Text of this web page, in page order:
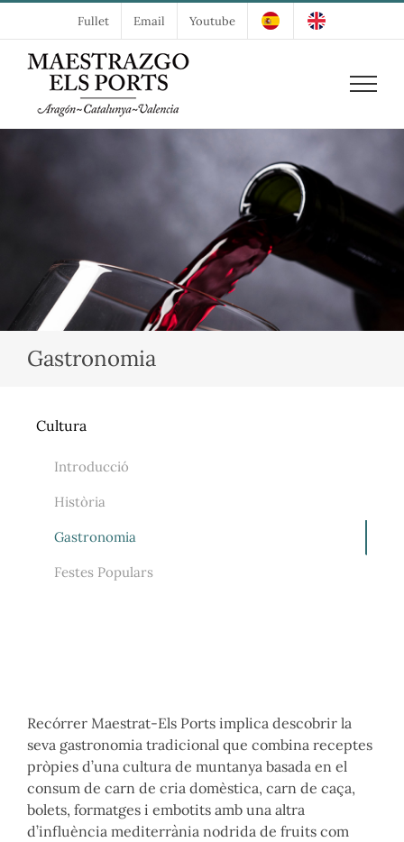
content
Fullet Email Youtube
Gastronomia
Recórrer Maestrat-Els Ports implica descobrir la
seva gastronomia tradicional que combina receptes
pròpies d’una cultura de muntanya basada en el
consum de carn de cria domèstica, carn de caça,
bolets, formatges i embotits amb una altra
d’influència mediterrània nodrida de fruits com
Cultura
Introducció
Història
Gastronomia
Festes Populars